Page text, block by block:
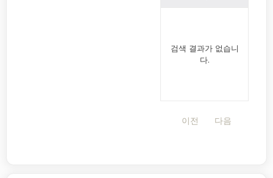
검색 결과가 없습니
다.
이전 다음